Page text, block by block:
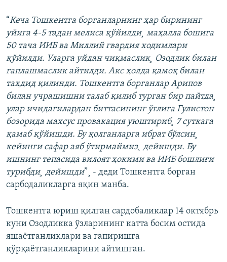
“Кеча Тошкентга борганларнинг ҳар бирининг
уйига 4-5 тадан мелиса қўйилди¸ маҳалла бошига
50 тача ИИБ ва Миллий гвардия ходимлари
қўйилди. Уларга уйдан чиқмаслик¸ Озодлик билан
гаплашмаслик айтилди. Акс ҳолда қамоқ билан
таҳдид қилинди. Тошкентга борганлар Арипов
билан учрашишни талаб қилиб турган бир пайтда¸
улар ичидагилардан биттасининг ўғлига Гулистон
бозорида махсус провакация уюштириб¸ 7 суткага
қамаб қўйишди. Бу қолганларга ибрат бўлсин¸
кейинги сафар аяб ўтирмаймиз¸ дейишди. Бу
ишнинг тепасида вилоят ҳокими ва ИИБ бошлиғи
турибди¸ дейишди”¸ - деди Тошкентга борган
сарбодаликларга яқин манба.
Тошкентга юриш қилган сардобаликлар 14 октябрь
куни Озодликка ўзларининг катта босим остида
яшаëтганликлари ва гапиришга
қўрқаëтганликларини айтишган.